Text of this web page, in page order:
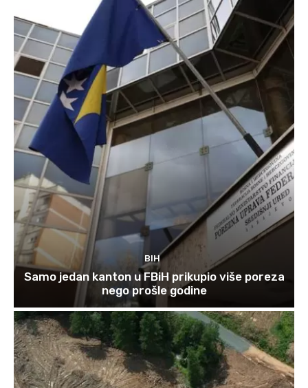
BIH
Samo jedan kanton u FBiH prikupio više poreza
nego prošle godine